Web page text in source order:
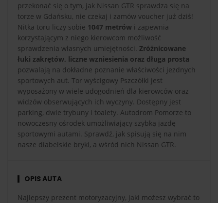
przekonać się o tym, jak Nissan GTR sprawdza się na
torze w Gdańsku, nie czekaj i zamów voucher już dziś!
Nitka toru liczy sobie 1047 metrów i zapewnia
korzystającym z niego kierowcom możliwość
sprawdzenia własnych umiejętności. Zróżnicowane
łuki zakrętów, liczne wzniesienia oraz długa prosta
pozwalają na dokładne poznanie właściwości jezdnych
sportowych aut. Tor wyścigowy Pszczółki jest
wyposażony w wiele udogodnień dla kierowców oraz
widzów obserwujących ich wyczyny. Dostępny jest
parking, dwie trybuny i toalety. Autodrom Pomorze to
nowoczesny ośrodek umożliwiający szybką jazdę
sportowymi autami. Sprawdź, jak spisują się na nim
nasze diabelskie bryki, a wśród nich Nissan GTR.
OPIS AUTA
Najlepszy prezent motoryzacyjny, jaki możesz wybrać to